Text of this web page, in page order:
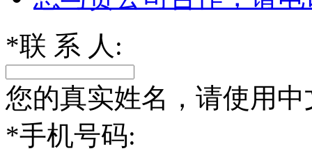
*联 系 人:
您的真实姓名，请使用中
*手机号码: